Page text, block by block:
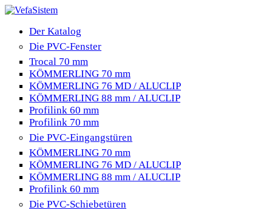
Der Katalog
Die PVC-Fenster
Trocal 70 mm
KÖMMERLING 70 mm
KÖMMERLING 76 MD / ALUCLIP
KÖMMERLING 88 mm / ALUCLIP
Profilink 60 mm
Profilink 70 mm
Die PVC-Eingangstüren
KÖMMERLING 70 mm
KÖMMERLING 76 MD / ALUCLIP
KÖMMERLING 88 mm / ALUCLIP
Profilink 60 mm
Die PVC-Schiebetüren